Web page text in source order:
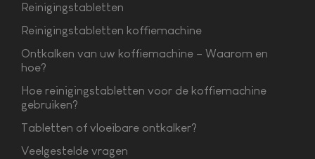
Reinigingstabletten
Reinigingstabletten koffiemachine
Ontkalken van uw koffiemachine – Waarom en
hoe?
Hoe reinigingstabletten voor de koffiemachine
gebruiken?
Tabletten of vloeibare ontkalker?
Veelgestelde vragen